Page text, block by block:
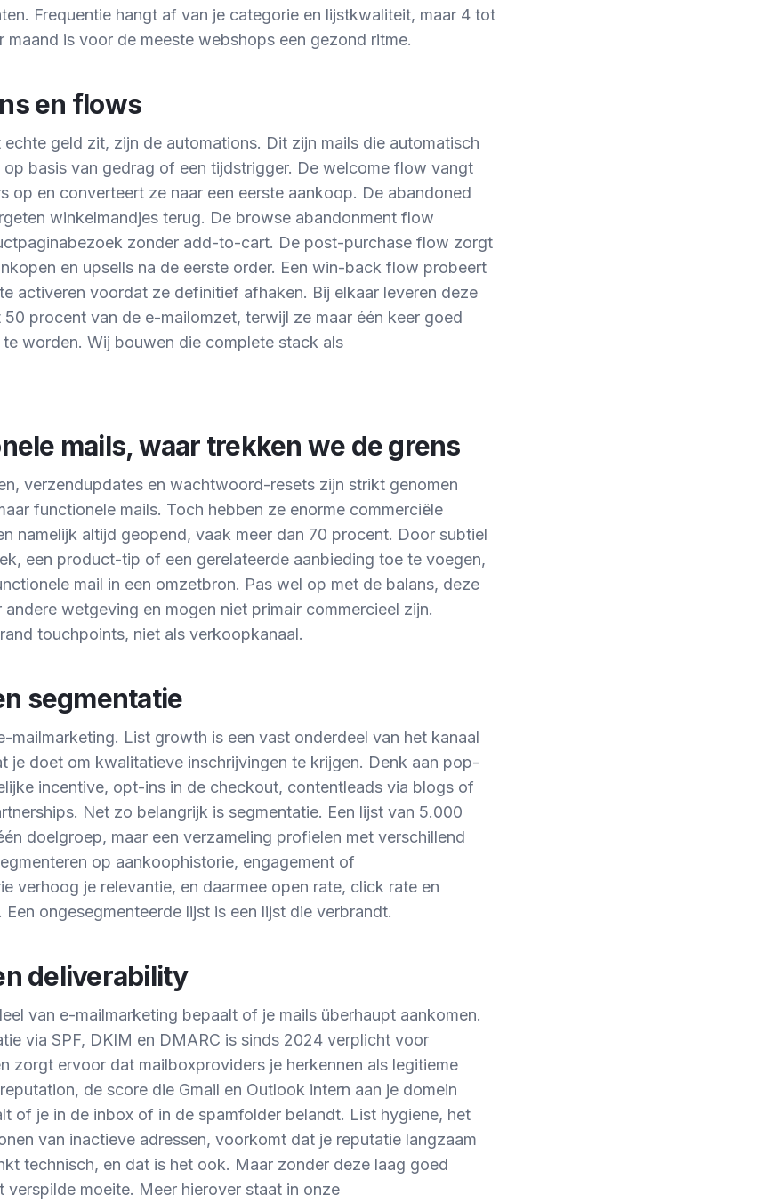
Frequentie hangt af van je categorie en lijstkwaliteit, maar 4 tot
maand is voor de meeste webshops een gezond ritme.
en flows
echte geld zit, zijn de automations. Dit zijn mails die automatisch
basis van gedrag of een tijdstrigger. De welcome flow vangt
op en converteert ze naar een eerste aankoop. De abandoned
winkelmandjes terug. De browse abandonment flow
zonder add-to-cart. De post-purchase flow zorgt
en upsells na de eerste order. Een win-back flow probeert
activeren voordat ze definitief afhaken. Bij elkaar leveren deze
procent van de e-mailomzet, terwijl ze maar één keer goed
worden. Wij bouwen die complete stack als
mails, waar trekken we de grens
verzendupdates en wachtwoord-resets zijn strikt genomen
functionele mails. Toch hebben ze enorme commerciële
namelijk altijd geopend, vaak meer dan 70 procent. Door subtiel
een product-tip of een gerelateerde aanbieding toe te voegen,
mail in een omzetbron. Pas wel op met de balans, deze
andere wetgeving en mogen niet primair commercieel zijn.
touchpoints, niet als verkoopkanaal.
segmentatie
mailmarketing. List growth is een vast onderdeel van het kanaal
je doet om kwalitatieve inschrijvingen te krijgen. Denk aan pop-
incentive, opt-ins in de checkout, contentleads via blogs of
Net zo belangrijk is segmentatie. Een lijst van 5.000
doelgroep, maar een verzameling profielen met verschillend
op aankoophistorie, engagement of
verhoog je relevantie, en daarmee open rate, click rate en
ongesegmenteerde lijst is een lijst die verbrandt.
deliverability
van e-mailmarketing bepaalt of je mails überhaupt aankomen.
via SPF, DKIM en DMARC is sinds 2024 verplicht voor
zorgt ervoor dat mailboxproviders je herkennen als legitieme
de score die Gmail en Outlook intern aan je domein
of je in de inbox of in de spamfolder belandt. List hygiene, het
van inactieve adressen, voorkomt dat je reputatie langzaam
technisch, en dat is het ook. Maar zonder deze laag goed
verspilde moeite. Meer hierover staat in onze